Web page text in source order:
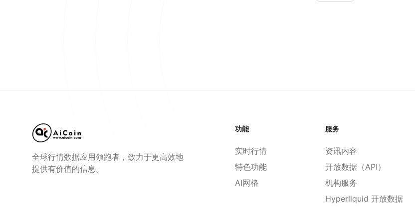
全球行情数据应用领跑者，致力于更高效地
提供有价值的信息。
功能
实时行情
特色功能
AI网格
服务
资讯内容
开放数据（API）
机构服务
Hyperliquid 开放数据